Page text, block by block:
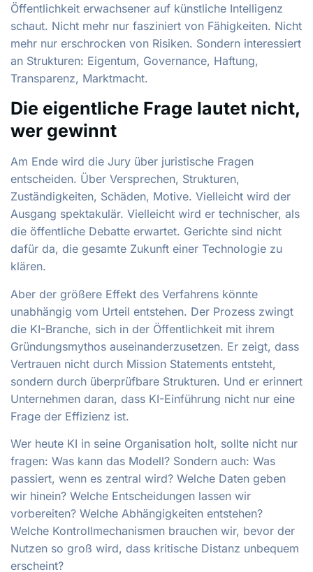
Öffentlichkeit erwachsener auf künstliche Intelligenz
schaut. Nicht mehr nur fasziniert von Fähigkeiten. Nicht
mehr nur erschrocken von Risiken. Sondern interessiert
an Strukturen: Eigentum, Governance, Haftung,
Transparenz, Marktmacht.
Die eigentliche Frage lautet nicht,
wer gewinnt
Am Ende wird die Jury über juristische Fragen
entscheiden. Über Versprechen, Strukturen,
Zuständigkeiten, Schäden, Motive. Vielleicht wird der
Ausgang spektakulär. Vielleicht wird er technischer, als
die öffentliche Debatte erwartet. Gerichte sind nicht
dafür da, die gesamte Zukunft einer Technologie zu
klären.
Aber der größere Effekt des Verfahrens könnte
unabhängig vom Urteil entstehen. Der Prozess zwingt
die KI-Branche, sich in der Öffentlichkeit mit ihrem
Gründungsmythos auseinanderzusetzen. Er zeigt, dass
Vertrauen nicht durch Mission Statements entsteht,
sondern durch überprüfbare Strukturen. Und er erinnert
Unternehmen daran, dass KI-Einführung nicht nur eine
Frage der Effizienz ist.
Wer heute KI in seine Organisation holt, sollte nicht nur
fragen: Was kann das Modell? Sondern auch: Was
passiert, wenn es zentral wird? Welche Daten geben
wir hinein? Welche Entscheidungen lassen wir
vorbereiten? Welche Abhängigkeiten entstehen?
Welche Kontrollmechanismen brauchen wir, bevor der
Nutzen so groß wird, dass kritische Distanz unbequem
erscheint?